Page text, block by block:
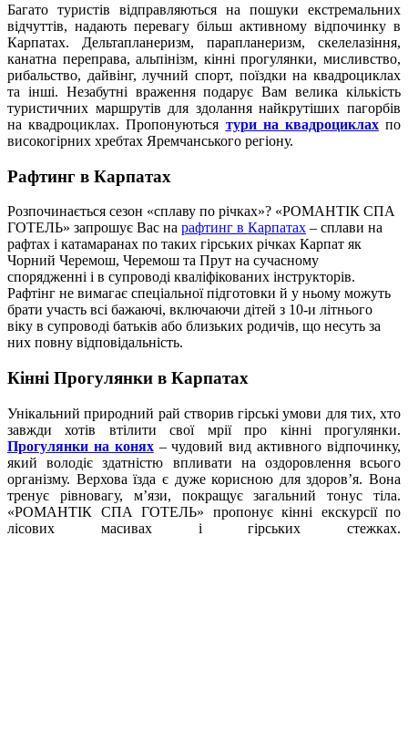
Багато туристів відправляються на пошуки екстремальних
відчуттів, надають перевагу більш активному відпочинку в
Карпатах. Дельтапланеризм, парапланеризм, скелелазіння,
канатна переправа, альпінізм, кінні прогулянки, мисливство,
рибальство, дайвінг, лучний спорт, поїздки на квадроциклах
та інші. Незабутні враження подарує Вам велика кількість
туристичних маршрутів для здолання найкрутіших пагорбів
на квадроциклах. Пропонуються тури на квадроциклахпо
високогірних хребтах Яремчанського регіону.
Рафтинг в Карпатах
Розпочинається сезон «сплаву по річках»? «РОМАНТІК СПА
ГОТЕЛЬ» запрошує Вас на рафтинг в Карпатах – сплави на
рафтах і катамаранах по таких гірських річках Карпат як
Чорний Черемош, Черемош та Прут на сучасному
спорядженні і в супроводі кваліфікованих інструкторів.
Рафтінг не вимагає спеціальної підготовки й у ньому можуть
брати участь всі бажаючі, включаючи дітей з 10-и літнього
віку в супроводі батьків або близьких родичів, що несуть за
них повну відповідальність.
Кінні Прогулянки в Карпатах
Унікальний природний рай створив гірські умови для тих, хто
завжди хотів втілити свої мрії про кінні прогулянки.
Прогулянки на конях– чудовий вид активного відпочинку,
який володіє здатністю впливати на оздоровлення всього
організму. Верхова їзда є дуже корисною для здоров’я. Вона
тренує рівновагу, м’язи, покращує загальний тонус тіла.
«РОМАНТІК СПА ГОТЕЛЬ» пропонує кінні екскурсії по
лісових масивах і гірських стежках.